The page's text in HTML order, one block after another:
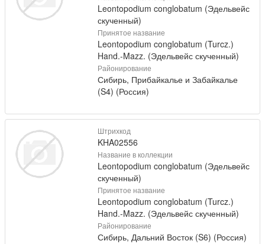
Leontopodium conglobatum (Эдельвейс
скученный)
Принятое название
Leontopodium conglobatum (Turcz.)
Hand.-Mazz. (Эдельвейс скученный)
Районирование
Сибирь, Прибайкалье и Забайкалье
(S4) (Россия)
Штрихкод
KHA02556
Название в коллекции
Leontopodium conglobatum (Эдельвейс
скученный)
Принятое название
Leontopodium conglobatum (Turcz.)
Hand.-Mazz. (Эдельвейс скученный)
Районирование
Сибирь, Дальний Восток (S6) (Россия)